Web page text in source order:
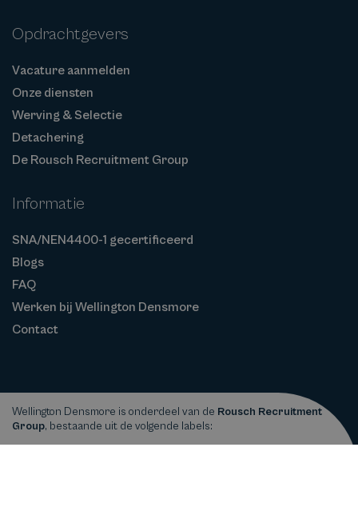
Opdrachtgevers
Vacature aanmelden
Onze diensten
Werving & Selectie
Detachering
De Rousch Recruitment Group
Informatie
SNA/NEN4400-1 gecertificeerd
Blogs
FAQ
Werken bij Wellington Densmore
Contact
Wellington Densmore is onderdeel van de Rousch Recruitment
Group, bestaande uit de volgende labels: